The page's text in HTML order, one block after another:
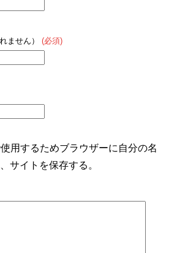
ません） (必須)
用するためブラウザーに自分の名
サイトを保存する。